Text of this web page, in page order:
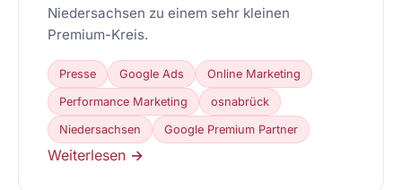
Niedersachsen zu einem sehr kleinen
Premium-Kreis.
Presse Google Ads Online Marketing
Performance Marketing osnabrück
Niedersachsen Google Premium Partner
Weiterlesen →